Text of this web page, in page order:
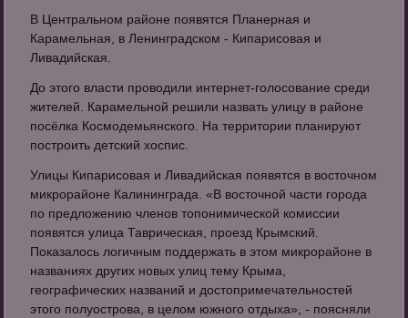
В Центральном районе появятся Планерная и
Карамельная, в Ленинградском - Кипарисовая и
Ливадийская.
До этого власти проводили интернет-голосование среди
жителей. Карамельной решили назвать улицу в районе
посёлка Космодемьянского. На территории планируют
построить детский хоспис.
Улицы Кипарисовая и Ливадийская появятся в восточном
микрорайоне Калининграда. «В восточной части города
по предложению членов топонимической комиссии
появятся улица Таврическая, проезд Крымский.
Показалось логичным поддержать в этом микрорайоне в
названиях других новых улиц тему Крыма,
географических названий и достопримечательностей
этого полуострова, в целом южного отдыха», - поясняли